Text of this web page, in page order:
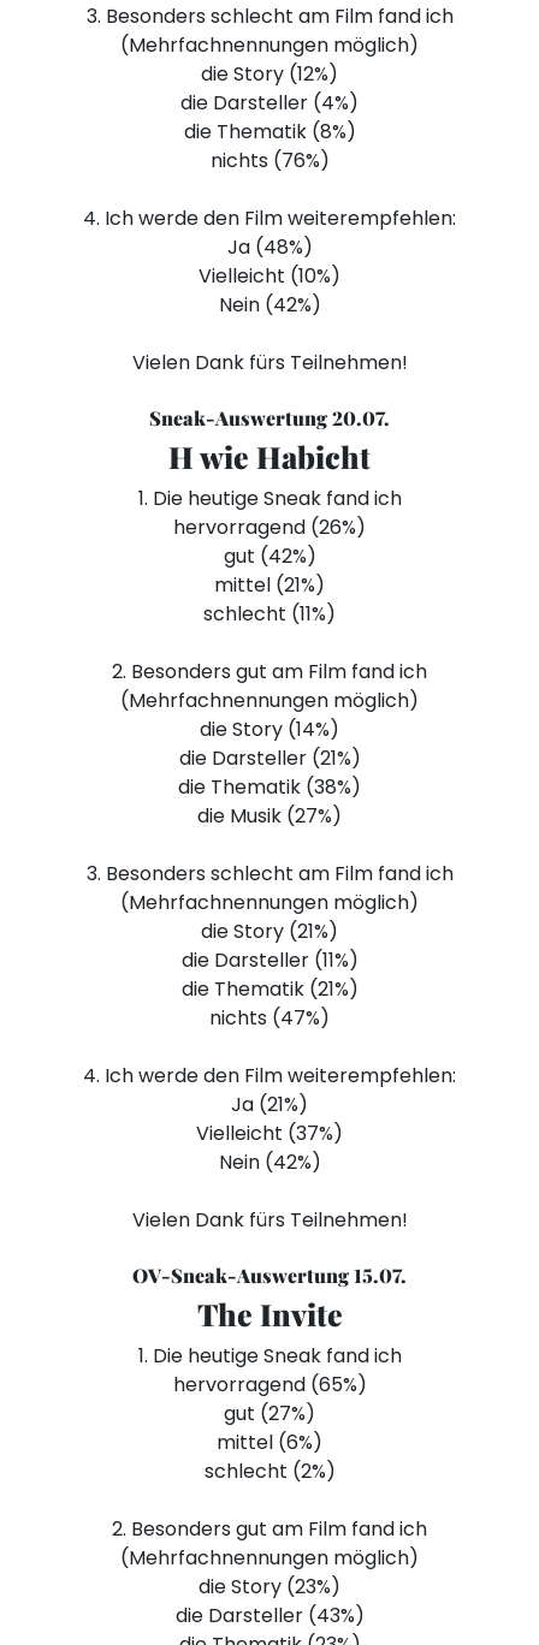
3. Besonders schlecht am Film fand ich
(Mehrfachnennungen möglich)
die Story (12%)
die Darsteller (4%)
die Thematik (8%)
nichts (76%)
4. Ich werde den Film weiterempfehlen:
Ja (48%)
Vielleicht (10%)
Nein (42%)
Vielen Dank fürs Teilnehmen!
Sneak-Auswertung 20.07.
H wie Habicht
1. Die heutige Sneak fand ich
hervorragend (26%)
gut (42%)
mittel (21%)
schlecht (11%)
2. Besonders gut am Film fand ich
(Mehrfachnennungen möglich)
die Story (14%)
die Darsteller (21%)
die Thematik (38%)
die Musik (27%)
3. Besonders schlecht am Film fand ich
(Mehrfachnennungen möglich)
die Story (21%)
die Darsteller (11%)
die Thematik (21%)
nichts (47%)
4. Ich werde den Film weiterempfehlen:
Ja (21%)
Vielleicht (37%)
Nein (42%)
Vielen Dank fürs Teilnehmen!
OV-Sneak-Auswertung 15.07.
The Invite
1. Die heutige Sneak fand ich
hervorragend (65%)
gut (27%)
mittel (6%)
schlecht (2%)
2. Besonders gut am Film fand ich
(Mehrfachnennungen möglich)
die Story (23%)
die Darsteller (43%)